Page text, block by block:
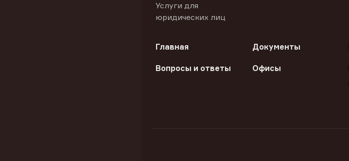
Услуги для
юридических лиц
Главная Документы
Вопросы и ответы Офисы